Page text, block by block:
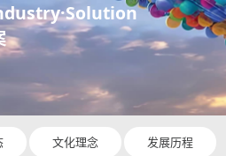
文化理念 发展历程